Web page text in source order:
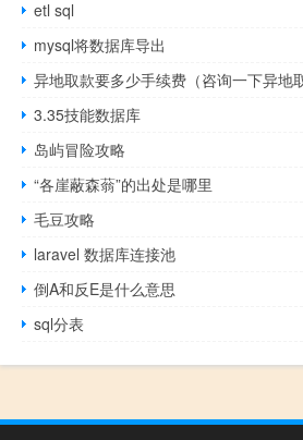
etl sql
mysql将数据库导出
异地取款要多少手续费（咨询一下异地
3.35技能数据库
岛屿冒险攻略
“各崖蔽森蓊”的出处是哪里
毛豆攻略
laravel 数据库连接池
倒A和反E是什么意思
sql分表